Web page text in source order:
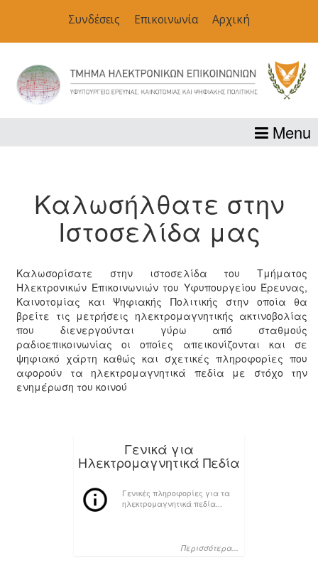
Συνδέσεις Επικοινωνία Αρχική
Menu
Καλωσήλθατε στην
Ιστοσελίδα μας
Καλωσορίσατε στην ιστοσελίδα του Τμήματος
Ηλεκτρονικών Επικοινωνιών του Υφυπουργείου Έρευνας,
Καινοτομίας και Ψηφιακής Πολιτικής στην οποία θα
βρείτε τις μετρήσεις ηλεκτρομαγνητικής ακτινοβολίας
που διενεργούνται γύρω από σταθμούς
ραδιοεπικοινωνίας οι οποίες απεικονίζονται και σε
ψηφιακό χάρτη καθώς και σχετικές πληροφορίες που
αφορούν τα ηλεκτρομαγνητικά πεδία με στόχο την
ενημέρωση του κοινού
Γενικά για
Ηλεκτρομαγνητικά Πεδία
Γενικές πληροφορίες για τα
ηλεκτρομαγνητικά πεδία...
Περισσότερα...